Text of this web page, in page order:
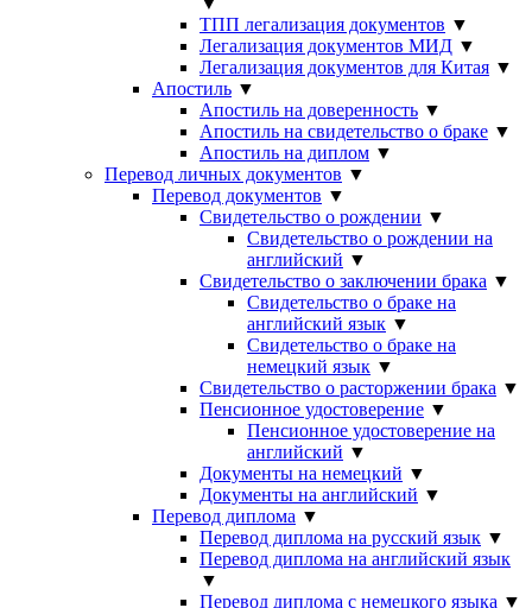
ТПП легализация документов ▼
Легализация документов МИД ▼
Легализация документов для Китая ▼
Апостиль ▼
Апостиль на доверенность ▼
Апостиль на свидетельство о браке ▼
Апостиль на диплом ▼
Перевод личных документов ▼
Перевод документов ▼
Свидетельство о рождении ▼
Свидетельство о рождении на
английский ▼
Свидетельство о заключении брака ▼
Свидетельство о браке на
английский язык ▼
Свидетельство о браке на
немецкий язык ▼
Свидетельство о расторжении брака ▼
Пенсионное удостоверение ▼
Пенсионное удостоверение на
английский ▼
Документы на немецкий ▼
Документы на английский ▼
Перевод диплома ▼
Перевод диплома на русский язык ▼
Перевод диплома на английский язык
▼
Перевод диплома с немецкого языка ▼